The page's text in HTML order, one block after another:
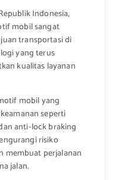
Indonesia,
mobil sangat
transportasi di
yang terus
kualitas layanan
mobil yang
seperti
anti-lock braking
risiko
membuat perjalanan
jalan.